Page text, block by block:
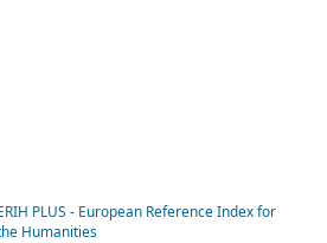
PLUS - European Reference Index for
Humanities